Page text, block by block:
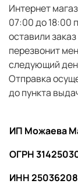
Интернет
07:00 до 18:00
оставили
перезвонит
следующий
Отправка
до пункта
ИП Можаева
ОГРН
ИНН